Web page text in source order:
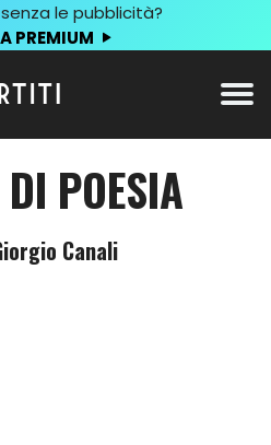
le pubblicità?
PREMIUM
POESIA
Canali